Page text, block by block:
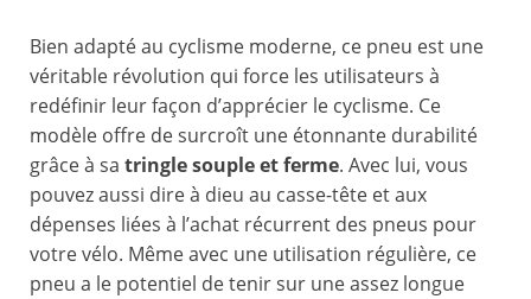
Bien adapté au cyclisme moderne, ce pneu est une
véritable révolution qui force les utilisateurs à
redéfinir leur façon d’apprécier le cyclisme. Ce
modèle offre de surcroît une étonnante durabilité
grâce à sa tringle souple et ferme. Avec lui, vous
pouvez aussi dire à dieu au casse-tête et aux
dépenses liées à l’achat récurrent des pneus pour
votre vélo. Même avec une utilisation régulière, ce
pneu a le potentiel de tenir sur une assez longue